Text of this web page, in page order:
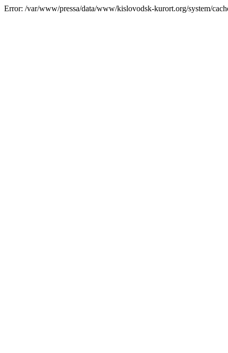
Error: /var/www/pressa/data/www/kislovodsk-kurort.org/system/